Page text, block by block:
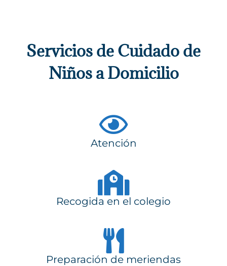
Servicios de Cuidado de
Niños a Domicilio
Atención
Recogida en el colegio​
Preparación de meriendas